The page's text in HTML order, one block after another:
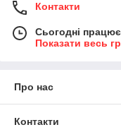
Контакти
Сьогодні
Показати весь
Про нас
Контакти